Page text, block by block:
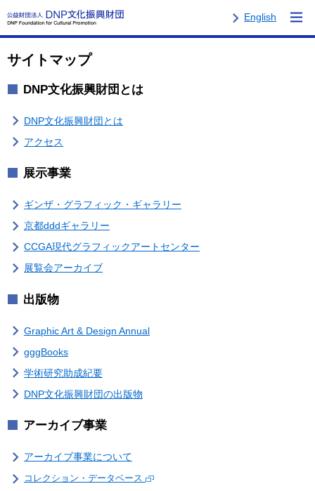
English
サイトマップ
DNP文化振興財団とは
DNP文化振興財団とは
アクセス
展示事業
ギンザ・グラフィック・ギャラリー
京都dddギャラリー
CCGA現代グラフィックアートセンター
展覧会アーカイブ
出版物
Graphic Art & Design Annual
gggBooks
学術研究助成紀要
DNP文化振興財団の出版物
アーカイブ事業
アーカイブ事業について
コレクション・データベース